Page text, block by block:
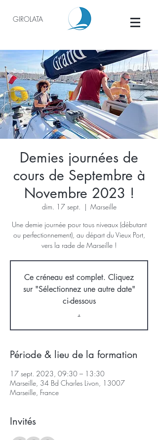
GIROLATA
Demies journées de
cours de Septembre à
Novembre 2023 !
dim. 17 sept.
  |
Marseille
Une demie journée pour tous niveaux (débutant
ou perfectionnement), au départ du Vieux Port,
vers la rade de Marseille !
Ce créneau est complet. Cliquez
sur "Sélectionnez une autre date"
ci-dessous
.
Période & lieu de la formation
17 sept. 2023, 09:30 – 13:30
Marseille, 34 Bd Charles Livon, 13007
Marseille, France
Invités